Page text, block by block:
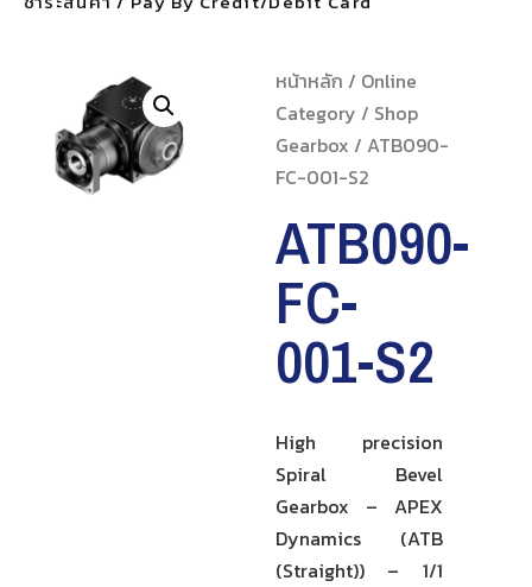
หน้าหลัก / Online
Category / Shop
Gearbox / ATB090-
FC-001-S2
ATB090-
FC-
001-S2
High precision
Spiral Bevel
Gearbox – APEX
Dynamics (ATB
(Straight)) – 1/1